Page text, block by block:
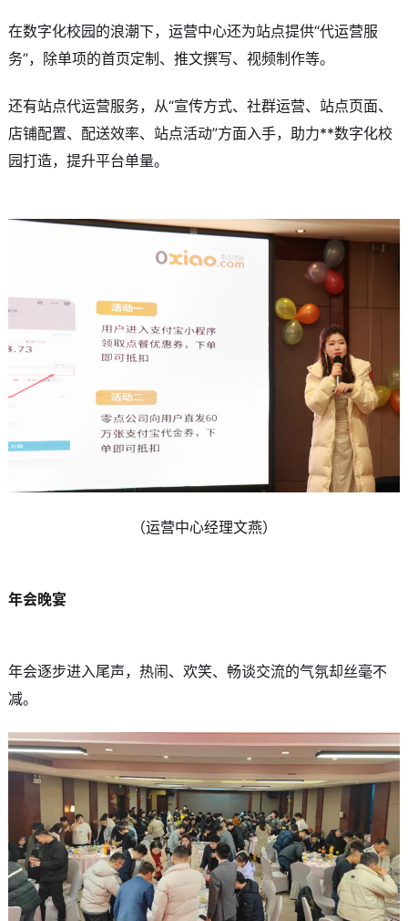
在数字化校园的浪潮下，运营中心还为站点提供“代运营服
务”，除单项的首页定制、推文撰写、视频制作等。
还有站点代运营服务，从“宣传方式、社群运营、站点页面、
店铺配置、配送效率、站点活动”方面入手，助力**数字化校
园打造，提升平台单量。
（运营中心经理文燕）
年会晚宴
年会逐步进入尾声，热闹、欢笑、畅谈交流的气氛却丝毫不
减。